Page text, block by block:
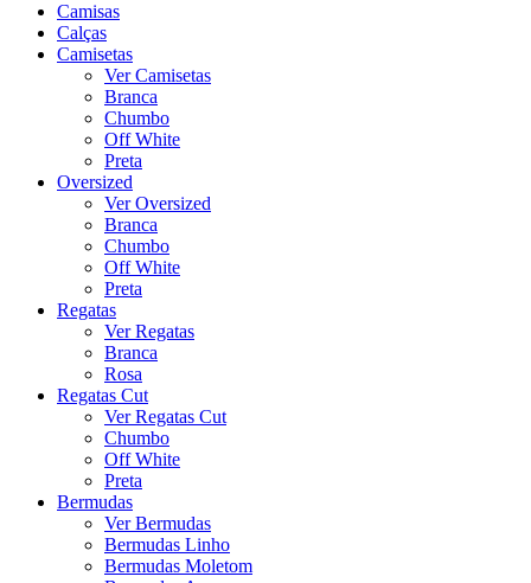
Camisas
Calças
Camisetas
Ver Camisetas
Branca
Chumbo
Off White
Preta
Oversized
Ver Oversized
Branca
Chumbo
Off White
Preta
Regatas
Ver Regatas
Branca
Rosa
Regatas Cut
Ver Regatas Cut
Chumbo
Off White
Preta
Bermudas
Ver Bermudas
Bermudas Linho
Bermudas Moletom